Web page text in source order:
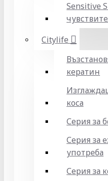
Sensitive
Citylife
кератин
коса
Серия за
Серия за
употреба
Серия за